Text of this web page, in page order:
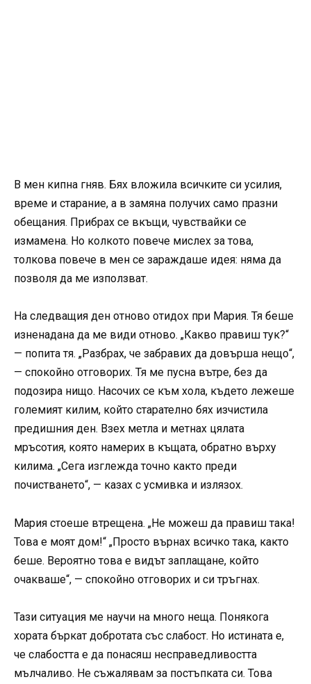
В мен кипна гняв. Бях вложила всичките си усилия,
време и старание, а в замяна получих само празни
обещания. Прибрах се вкъщи, чувствайки се
измамена. Но колкото повече мислех за това,
толкова повече в мен се зараждаше идея: няма да
позволя да ме използват.
На следващия ден отново отидох при Мария. Тя беше
изненадана да ме види отново. „Какво правиш тук?“
— попита тя. „Разбрах, че забравих да довърша нещо“,
— спокойно отговорих. Тя ме пусна вътре, без да
подозира нищо. Насочих се към хола, където лежеше
големият килим, който старателно бях изчистила
предишния ден. Взех метла и метнах цялата
мръсотия, която намерих в къщата, обратно върху
килима. „Сега изглежда точно както преди
почистването“, — казах с усмивка и излязох.
Мария стоеше втрещена. „Не можеш да правиш така!
Това е моят дом!“ „Просто върнах всичко така, както
беше. Вероятно това е видът заплащане, който
очакваше“, — спокойно отговорих и си тръгнах.
Тази ситуация ме научи на много неща. Понякога
хората бъркат добротата със слабост. Но истината е,
че слабостта е да понасяш несправедливостта
мълчаливо. Не съжалявам за постъпката си. Това